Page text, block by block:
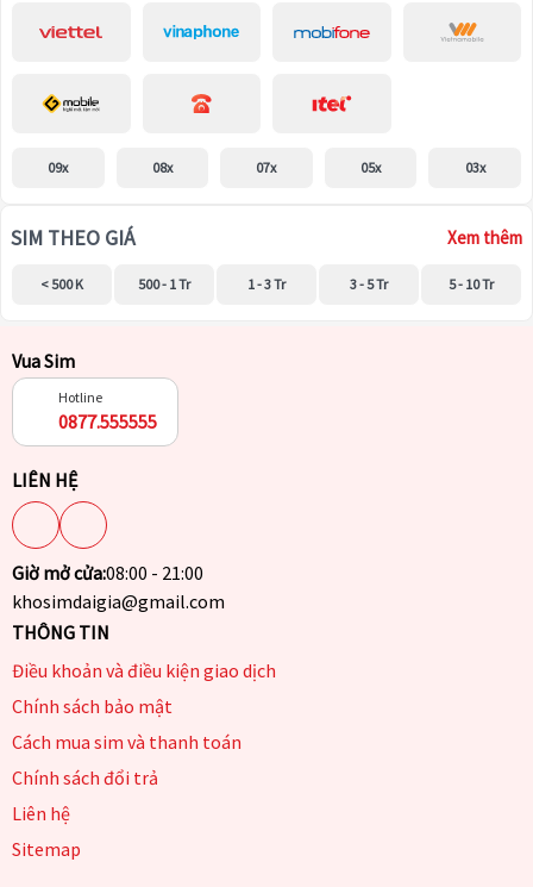
09x 08x 07x 05x 03x
SIM THEO GIÁ Xem thêm
< 500 K 500 - 1 Tr 1 - 3 Tr 3 - 5 Tr 5 - 10 Tr
Vua Sim
Hotline
0877.555555
LIÊN HỆ
Giờ mở cửa:08:00 - 21:00
khosimdaigia@gmail.com
THÔNG TIN
Điều khoản và điều kiện giao dịch
Chính sách bảo mật
Cách mua sim và thanh toán
Chính sách đổi trả
Liên hệ
Sitemap